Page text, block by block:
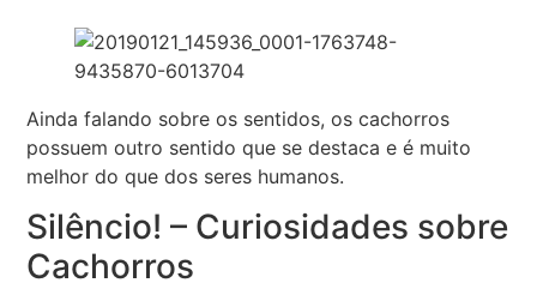
Ainda falando sobre os sentidos, os cachorros
possuem outro sentido que se destaca e é muito
melhor do que dos seres humanos.
Silêncio! – Curiosidades sobre
Cachorros